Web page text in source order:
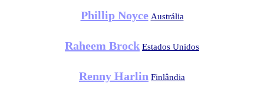
Phillip Noyce Austrália
Raheem Brock Estados Unidos
Renny Harlin Finlândia